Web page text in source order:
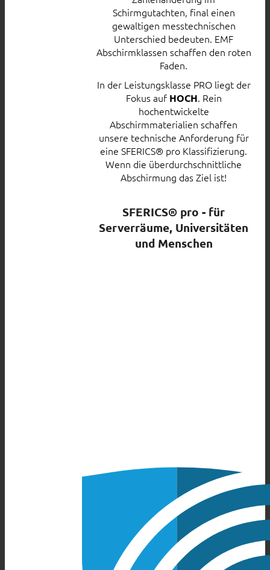
Schirmgutachten, final einen
gewaltigen messtechnischen
Unterschied bedeuten. EMF
Abschirmklassen schaffen den roten
Faden.
In der Leistungsklasse PRO liegt der
Fokus auf HOCH. Rein
hochentwickelte
Abschirmmaterialien schaffen
unsere technische Anforderung für
eine SFERICS® pro Klassifizierung.
Wenn die überdurchschnittliche
Abschirmung das Ziel ist!
SFERICS® pro - für
Serverräume, Universitäten
und Menschen